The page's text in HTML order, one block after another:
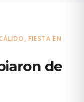
FIESTA EN
de